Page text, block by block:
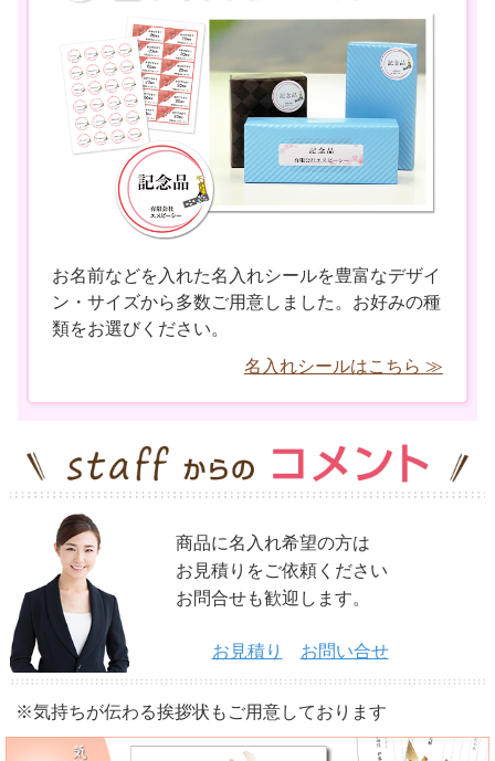
お名前などを入れた名入れシールを豊富なデザイ
ン・サイズから多数ご用意しました。お好みの種
類をお選びください。
名入れシールはこちら ≫
商品に名入れ希望の方は
お見積りをご依頼ください
お問合せも歓迎します。
お見積り お問い合せ
※気持ちが伝わる挨拶状もご用意しております